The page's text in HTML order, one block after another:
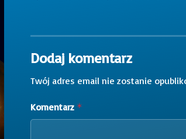
Dodaj komentarz
Twój adres email nie zostanie
Komentarz *